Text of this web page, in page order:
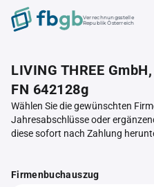
Verrechnungsstelle
Republik Österreich
LIVING THREE GmbH,
FN 642128g
Wählen Sie die gewünschten
Jahresabschlüsse oder
diese sofort nach Zahlung
Firmenbuchauszug